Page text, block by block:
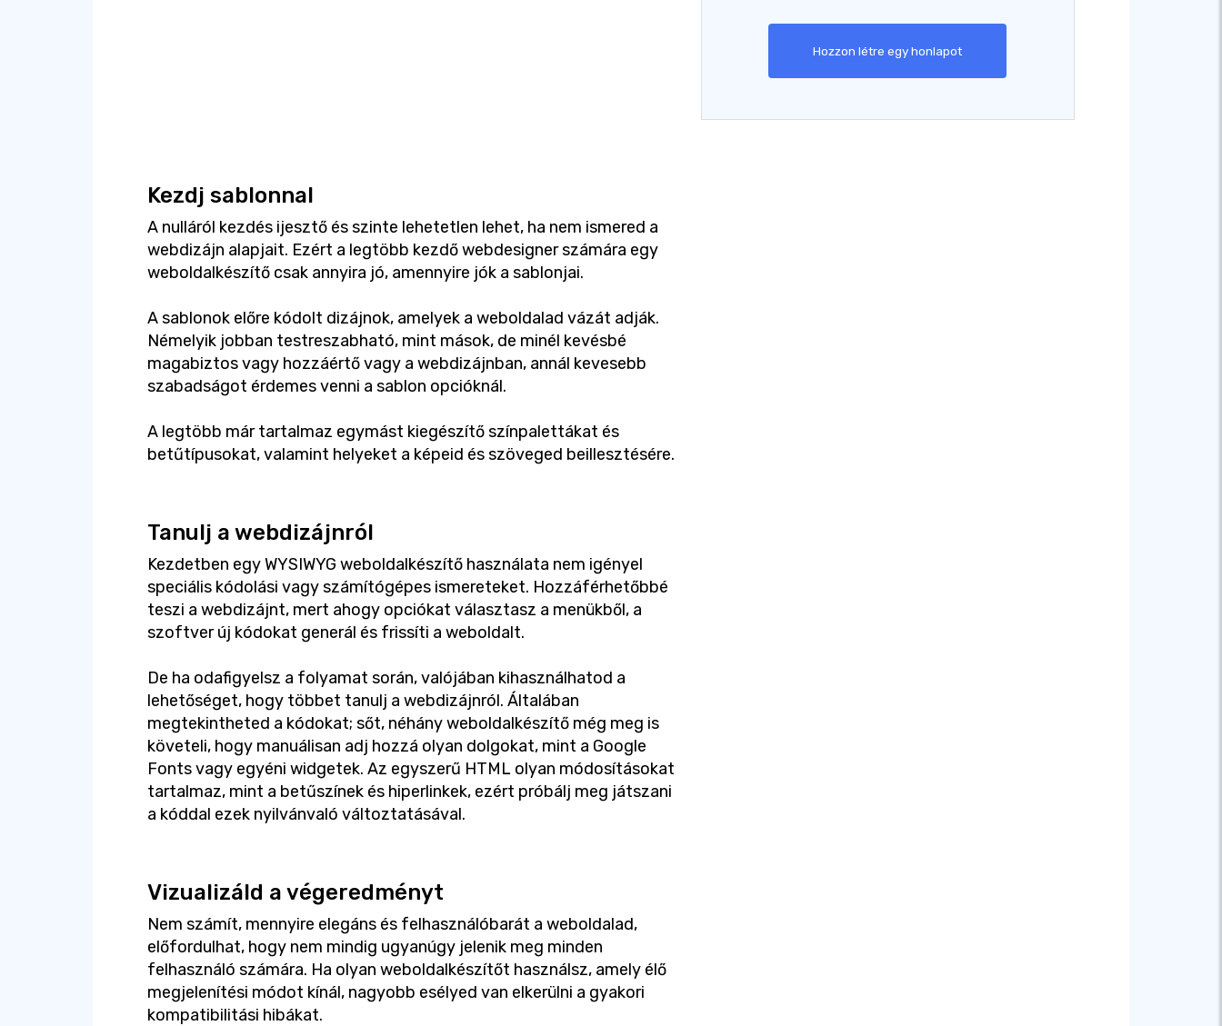
Hozzon létre egy honlapot
Kezdj sablonnal
A nulláról kezdés ijesztő és szinte lehetetlen lehet, ha nem ismered a
webdizájn alapjait. Ezért a legtöbb kezdő webdesigner számára egy
weboldalkészítő csak annyira jó, amennyire jók a sablonjai.
A sablonok előre kódolt dizájnok, amelyek a weboldalad vázát adják.
Némelyik jobban testreszabható, mint mások, de minél kevésbé
magabiztos vagy hozzáértő vagy a webdizájnban, annál kevesebb
szabadságot érdemes venni a sablon opcióknál.
A legtöbb már tartalmaz egymást kiegészítő színpalettákat és
betűtípusokat, valamint helyeket a képeid és szöveged beillesztésére.
Tanulj a webdizájnról
Kezdetben egy WYSIWYG weboldalkészítő használata nem igényel
speciális kódolási vagy számítógépes ismereteket. Hozzáférhetőbbé
teszi a webdizájnt, mert ahogy opciókat választasz a menükből, a
szoftver új kódokat generál és frissíti a weboldalt.
De ha odafigyelsz a folyamat során, valójában kihasználhatod a
lehetőséget, hogy többet tanulj a webdizájnról. Általában
megtekintheted a kódokat; sőt, néhány weboldalkészítő még meg is
követeli, hogy manuálisan adj hozzá olyan dolgokat, mint a Google
Fonts vagy egyéni widgetek. Az egyszerű HTML olyan módosításokat
tartalmaz, mint a betűszínek és hiperlinkek, ezért próbálj meg játszani
a kóddal ezek nyilvánvaló változtatásával.
Vizualizáld a végeredményt
Nem számít, mennyire elegáns és felhasználóbarát a weboldalad,
előfordulhat, hogy nem mindig ugyanúgy jelenik meg minden
felhasználó számára. Ha olyan weboldalkészítőt használsz, amely élő
megjelenítési módot kínál, nagyobb esélyed van elkerülni a gyakori
kompatibilitási hibákat.